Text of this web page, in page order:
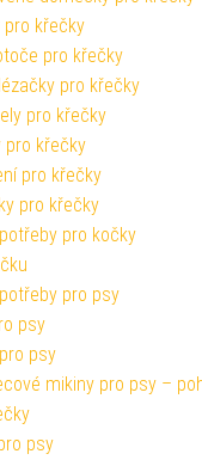
pro křečky
pro křečky
pro křečky
pro křečky
pro křečky
pro křečky
pro křečky
pro kočky
pro psy
psy
psy
mikiny pro psy –
psy